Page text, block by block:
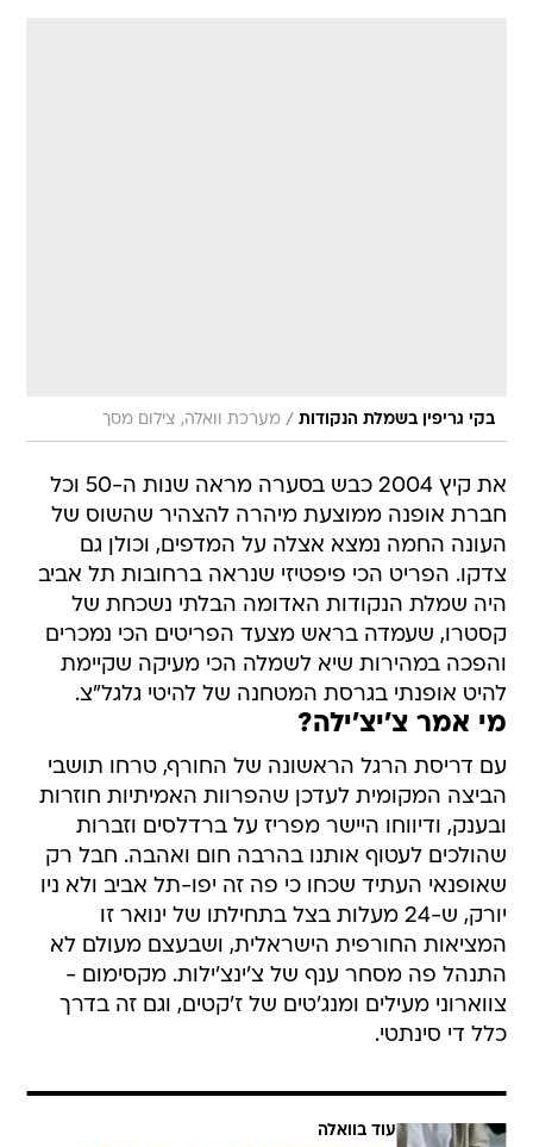
בקי גריפין בשמלת הנקודות / מערכת וואלה, צילום מסך
את קיץ 2004 כבש בסערה מראה שנות ה-50 וכל
חברת אופנה ממוצעת מיהרה להצהיר שהשוס של
העונה החמה נמצא אצלה על המדפים, וכולן גם
צדקו. הפריט הכי פיפטיזי שנראה ברחובות תל אביב
היה שמלת הנקודות האדומה הבלתי נשכחת של
קסטרו, שעמדה בראש מצעד הפריטים הכי נמכרים
והפכה במהירות שיא לשמלה הכי מעיקה שקיימת 
להיט אופנתי בגרסת המטחנה של להיטי גלגל"צ.
מי אמר צ'יצ'ילה?
עם דריסת הרגל הראשונה של החורף, טרחו תושבי
הביצה המקומית לעדכן שהפרוות האמיתיות חוזרות
ובענק, ודיווחו היישר מפריז על ברדלסים וזברות
שהולכים לעטוף אותנו בהרבה חום ואהבה. חבל רק
שאופנאי העתיד שכחו כי פה זה יפו-תל אביב ולא ניו
יורק, ש-24 מעלות בצל בתחילתו של ינואר זו
המציאות החורפית הישראלית, ושבעצם מעולם לא
התנהל פה מסחר ענף של צ'ינצ'ילות. מקסימום -
צווארוני מעילים ומנג'טים של ז'קטים, וגם זה בדרך
כלל די סינתטי.
עוד בוואלה